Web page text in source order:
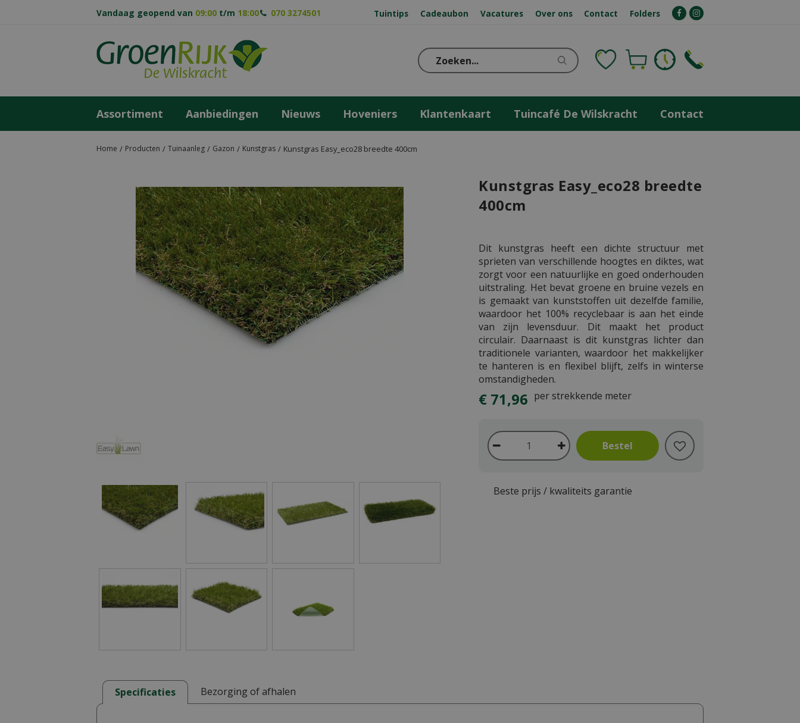
Home Producten Tuinaanleg Gazon Kunstgras Kunstgras Easy_eco28 breedte 400cm
Vandaag geopend van 09:00 t/m 18:00 070 3274501 Tuintips Cadeaubon Vacatures Over ons Contact Folders
Assortiment Aanbiedingen Nieuws Hoveniers Klantenkaart Tuincafé De Wilskracht Contact
Kunstgras Easy_eco28 breedte
400cm
Dit kunstgras heeft een dichte structuur met
sprieten van verschillende hoogtes en diktes, wat
zorgt voor een natuurlijke en goed onderhouden
uitstraling. Het bevat groene en bruine vezels en
is gemaakt van kunststoffen uit dezelfde familie,
waardoor het 100% recyclebaar is aan het einde
van zijn levensduur. Dit maakt het product
circulair. Daarnaast is dit kunstgras lichter dan
traditionele varianten, waardoor het makkelijker
te hanteren is en flexibel blijft, zelfs in winterse
omstandigheden.
€ 71,96 per strekkende meter
Beste prijs / kwaliteits garantie
Specificaties Bezorging of afhalen